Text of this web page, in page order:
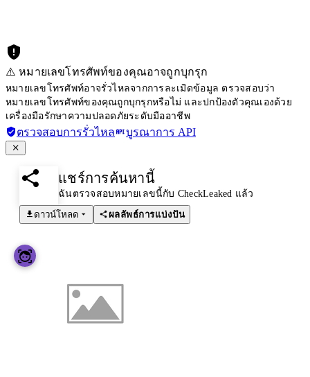
⚠️ หมายเลขโทรศัพท์ของคุณอาจถูกบุกรุก
หมายเลขโทรศัพท์อาจรั่วไหลจากการละเมิดข้อมูล ตรวจสอบว่า
หมายเลขโทรศัพท์ของคุณถูกบุกรุกหรือไม่ และปกป้องตัวคุณเองด้วย
เครื่องมือรักษาความปลอดภัยระดับมืออาชีพ
ตรวจสอบการรั่วไหล บูรณาการ API
แชร์การค้นหานี้
ฉันตรวจสอบหมายเลขนี้กับ CheckLeaked แล้ว
ดาวน์โหลด
ผลลัพธ์การแบ่งปัน